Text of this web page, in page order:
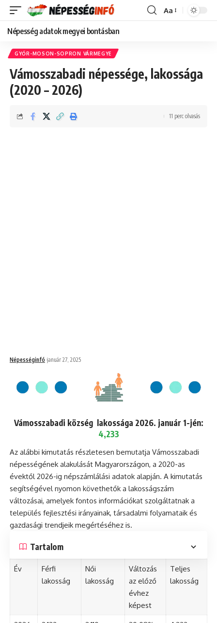
Font
Aa
Népesség adatok megyei bontásban
GYŐR-MOSON-SOPRON VÁRMEGYE
Vámosszabadi népessége, lakossága
(2020 – 2026)
Népességinfó január 27, 2025
11 perc olvasás
Vámosszabadi község lakossága 2026. január 1-jén:
4,233
Az alábbi kimutatás részletesen bemutatja Vámosszabadi
népességének alakulását Magyarországon, a 2020-as
évektől 2026-ig népszámlálási adatok alapján. A kimutatás
segítségével nyomon követhetők a lakosságszám
változásai, amelyek fontos információkat szolgáltatnak a
település fejlesztési irányainak, társadalmi folyamataik és
gazdasági trendjeik megértéséhez is.
Tartalom
Év
Férfi
lakosság
Női
lakosság
Változás
az előző
évhez
képest
Teljes
lakosság